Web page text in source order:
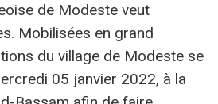
de Modeste veut
Mobilisées en grand
du village de Modeste se
05 janvier 2022, à la